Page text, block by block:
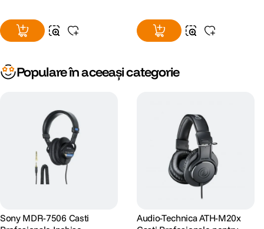
Populare în aceeași categorie
Sony MDR-7506 Casti
Audio-Technica ATH-M20x